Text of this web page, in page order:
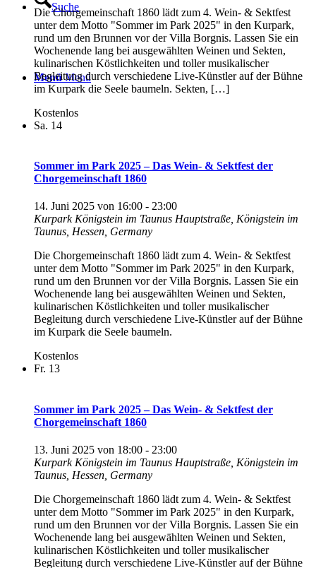
Suche
Menü Menü
D‍ie Chorgemeinschaft 1860 lädt zum 4. Wein- & Sektfest
unter dem Motto "Sommer im Park 2025" in den Kurpark,
rund um den Brunnen vor der Villa Borgnis. Lassen Sie ein
‍Wochenende ‍lang ‍bei ‍ausgewählten ‍Weinen und Sekten,
‍kulinarischen ‍Köstlichkeiten ‍und ‍toller ‍musikalischer
‍Begleitung ‍durch ‍verschiedene ‍Live-Künstler ‍auf ‍der ‍Bühne
‍im ‍Kurpark ‍die ‍Seele ‍baumeln. Sekten, […]
Kostenlos
Sa. 14
Sommer im Park 2025 – Das Wein- & Sektfest der
Chorgemeinschaft 1860
14. Juni 2025 von 16:00 - 23:00
Kurpark Königstein im Taunus Hauptstraße, Königstein im
Taunus, Hessen, Germany
D‍ie Chorgemeinschaft 1860 lädt zum 4. Wein- & Sektfest
unter dem Motto "Sommer im Park 2025" in den Kurpark,
rund um den Brunnen vor der Villa Borgnis. Lassen Sie ein
‍Wochenende ‍lang ‍bei ‍ausgewählten ‍Weinen und Sekten,
‍kulinarischen ‍Köstlichkeiten ‍und ‍toller ‍musikalischer
‍Begleitung ‍durch ‍verschiedene ‍Live-Künstler ‍auf ‍der ‍Bühne
‍im ‍Kurpark ‍die ‍Seele ‍baumeln.
Kostenlos
Fr. 13
Sommer im Park 2025 – Das Wein- & Sektfest der
Chorgemeinschaft 1860
13. Juni 2025 von 18:00 - 23:00
Kurpark Königstein im Taunus Hauptstraße, Königstein im
Taunus, Hessen, Germany
D‍ie Chorgemeinschaft 1860 lädt zum 4. Wein- & Sektfest
unter dem Motto "Sommer im Park 2025" in den Kurpark,
rund um den Brunnen vor der Villa Borgnis. Lassen Sie ein
‍Wochenende ‍lang ‍bei ‍ausgewählten ‍Weinen und Sekten,
‍kulinarischen ‍Köstlichkeiten ‍und ‍toller ‍musikalischer
‍Begleitung ‍durch ‍verschiedene ‍Live-Künstler ‍auf ‍der ‍Bühne